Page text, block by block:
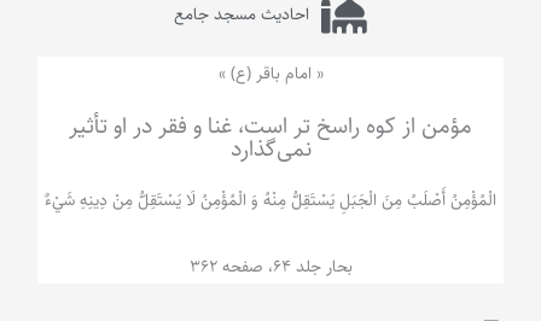
احادیث مسجد جامع
« امام باقر (ع) »
مؤمن از کوه راسخ تر است، غنا و فقر در او تأثیر
نمی‌گذارد
الْمُؤْمِنُ‌ أَصْلَبُ‌ مِنَ‌ الْجَبَلِ‌ یَسْتَقِلُّ مِنْهُ وَ الْمُؤْمِنُ لَا يَسْتَقِلُّ مِنْ دِينِهِ شَيْ‌ءٌ
بحار جلد 64، صفحه 362